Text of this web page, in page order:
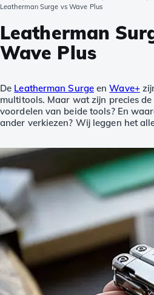
Leatherman Surge vs Wave Plus
Leatherman
Wave Plus
De Leatherman SurgeenWave+
multitools. Maar wat zijn precies
voordelen van beide tools? En
ander verkiezen? Wij leggen het